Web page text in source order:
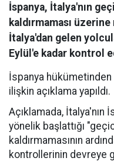
İspanya, İtalya'nın
kaldırmaması
İtalya'dan gelen
Eylül'e kadar kontrol
İspanya
ilişkin açıklama yapıldı.
Açıklamada, İtalya'nın
yönelik başlattığı
kaldırmamasının
kontrollerinin devreye